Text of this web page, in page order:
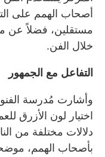
أصحاب الهمم على
مستقلين، فضلاً عن
خلال الفن.
التفاعل مع الجمهور
وأشارت مُدرسة
اختيار لون الأزرق
دلالات مختلفة من
بأصحاب الهمم،